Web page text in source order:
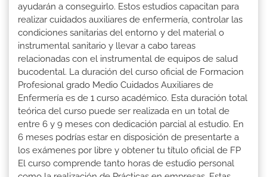
ayudarán a conseguirlo. Estos estudios capacitan para
realizar cuidados auxiliares de enfermería, controlar las
condiciones sanitarias del entorno y del material o
instrumental sanitario y llevar a cabo tareas
relacionadas con el instrumental de equipos de salud
bucodental. La duración del curso oficial de Formacion
Profesional grado Medio Cuidados Auxiliares de
Enfermería es de 1 curso académico. Esta duración total
teórica del curso puede ser realizada en un total de
entre 6 y 9 meses con dedicación parcial al estudio. En
6 meses podrías estar en disposición de presentarte a
los exámenes por libre y obtener tu título oficial de FP
El curso comprende tanto horas de estudio personal